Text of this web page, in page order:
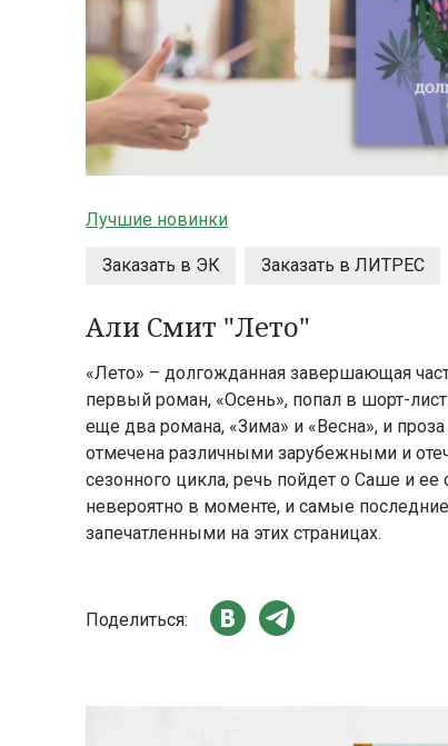
Лучшие новинки
Заказать в ЭК Заказать в ЛИТРЕС
Али Смит "Лето"
«Лето» – долгожданная завершающая
первый роман, «Осень», попал в шорт-
еще два романа, «Зима» и «Весна», и
отмечена различными зарубежными и
сезонного цикла, речь пойдет о Саше и
невероятно в моменте, и самые
запечатленными на этих страницах.
Поделиться: